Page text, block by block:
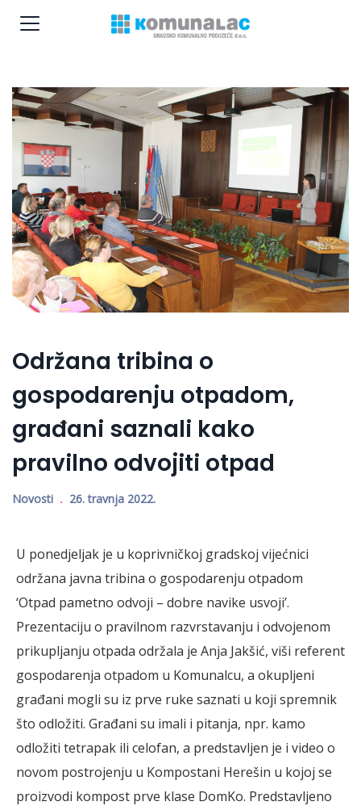
Održana tribina o
gospodarenju otpadom,
građani saznali kako
pravilno odvojiti otpad
Novosti 26. travnja 2022.
U ponedjeljak je u koprivničkoj gradskoj vijećnici
održana javna tribina o gospodarenju otpadom
‘Otpad pametno odvoji – dobre navike usvoji’.
Prezentaciju o pravilnom razvrstavanju i odvojenom
prikupljanju otpada održala je Anja Jakšić, viši referent
gospodarenja otpadom u Komunalcu, a okupljeni
građani mogli su iz prve ruke saznati u koji spremnik
što odložiti. Građani su imali i pitanja, npr. kamo
odložiti tetrapak ili celofan, a predstavljen je i video o
novom postrojenju u Kompostani Herešin u kojoj se
proizvodi kompost prve klase DomKo. Predstavljeno